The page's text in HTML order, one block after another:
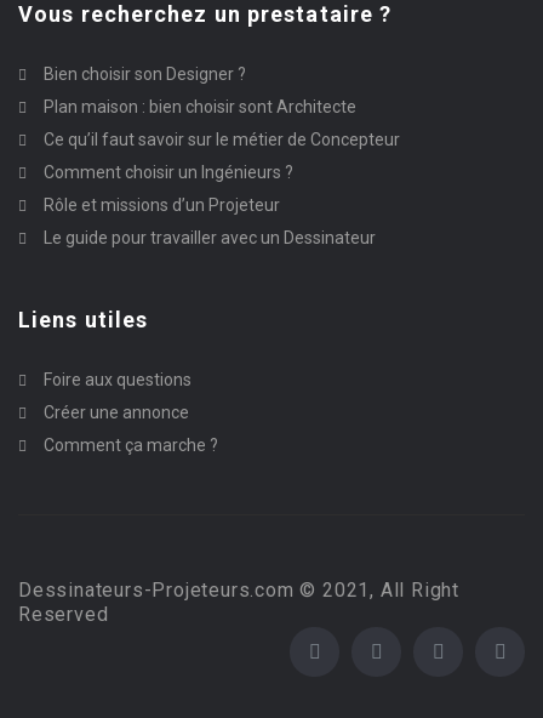
Vous recherchez un prestataire ?
Bien choisir son Designer ?
Plan maison : bien choisir sont Architecte
Ce qu’il faut savoir sur le métier de Concepteur
Comment choisir un Ingénieurs ?
Rôle et missions d’un Projeteur
Le guide pour travailler avec un Dessinateur
Liens utiles
Foire aux questions
Créer une annonce
Comment ça marche ?
Dessinateurs-Projeteurs.com © 2021, All Right
Reserved